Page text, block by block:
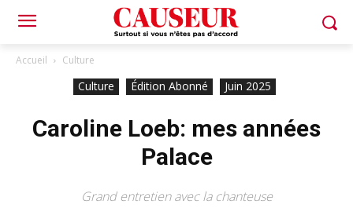
Accueil Culture
Culture Édition Abonné Juin 2025
Caroline Loeb: mes années
Palace
Grand entretien avec la chanteuse